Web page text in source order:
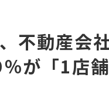
不動産会
が「1店